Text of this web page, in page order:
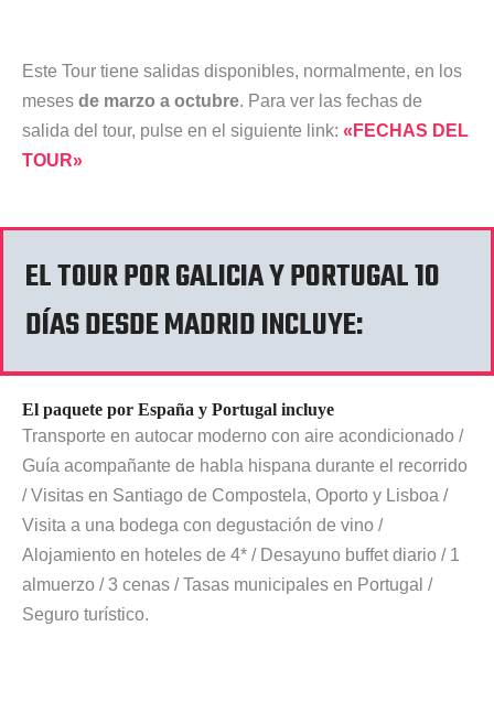
Este Tour tiene salidas disponibles, normalmente, en los
meses de marzo a octubre. Para ver las fechas de
salida del tour, pulse en el siguiente link: «FECHAS DEL
TOUR»
EL TOUR POR GALICIA Y PORTUGAL 10
DÍAS DESDE MADRID INCLUYE:
El paquete por España y Portugal incluye
Transporte en autocar moderno con aire acondicionado /
Guía acompañante de habla hispana durante el recorrido
/ Visitas en Santiago de Compostela, Oporto y Lisboa /
Visita a una bodega con degustación de vino /
Alojamiento en hoteles de 4* / Desayuno buffet diario / 1
almuerzo / 3 cenas / Tasas municipales en Portugal /
Seguro turístico.